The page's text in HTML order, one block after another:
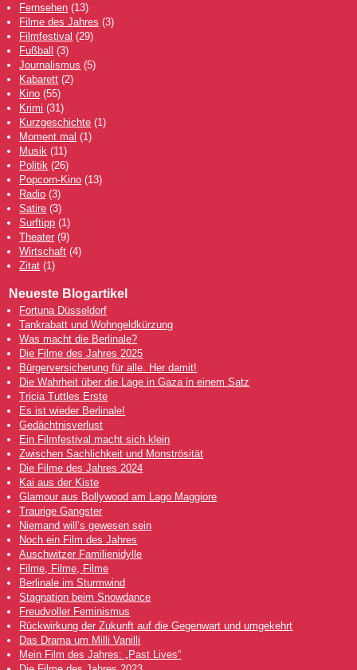
Fernsehen (13)
Filme des Jahres (3)
Filmfestival (29)
Fußball (3)
Journalismus (5)
Kabarett (2)
Kino (55)
Krimi (31)
Kurzgeschichte (1)
Moment mal (1)
Musik (11)
Politik (26)
Popcorn-Kino (13)
Radio (3)
Satire (3)
Surftipp (1)
Theater (9)
Wirtschaft (4)
Zitat (1)
Neueste Blogartikel
Fortuna Düsseldorf
Tankrabatt und Wohngeldkürzung
Was macht die Berlinale?
Die Filme des Jahres 2025
Bürgerversicherung für alle. Her damit!
Die Wahrheit über die Lage in Gaza in einem Satz
Tricia Tuttles Erste
Es ist wieder Berlinale!
Gedächtnisverlust
Ein Filmfestival macht sich klein
Zwischen Sachlichkeit und Monströsität
Die Filme des Jahres 2024
Kai aus der Kiste
Glamour aus Bollywood am Lago Maggiore
Traurige Gangster
Niemand will’s gewesen sein
Noch ein Film des Jahres
Auschwitzer Familienidylle
Filme, Filme, Filme
Berlinale im Sturmwind
Stagnation beim Snowdance
Freudvoller Feminismus
Rückwirkung der Zukunft auf die Gegenwart und umgekehrt
Das Drama um Milli Vanilli
Mein Film des Jahres: „Past Lives“